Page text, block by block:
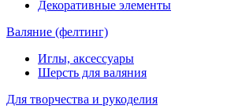
Декоративные элементы
Валяние (фелтинг)
Иглы, аксессуары
Шерсть для валяния
Для творчества и рукоделия